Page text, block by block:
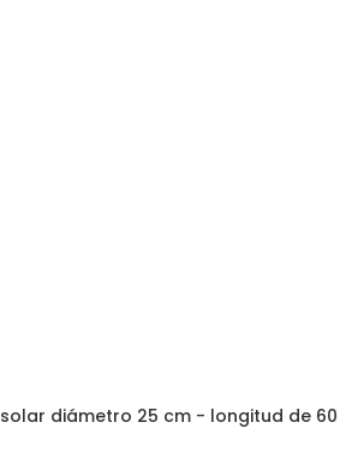
solar diámetro 25 cm - longitud de 60